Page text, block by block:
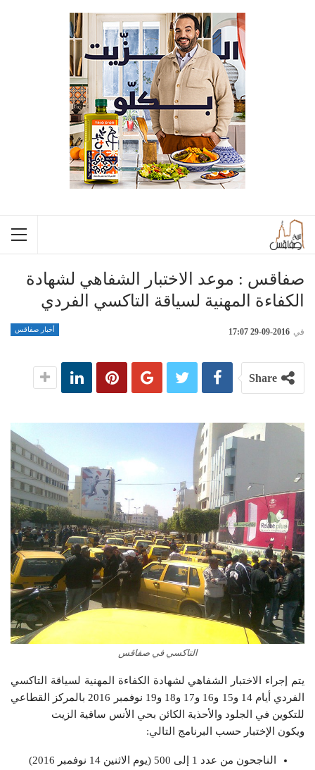
صفاقس : موعد الاختبار الشفاهي لشهادة
الكفاءة المهنية لسياقة التاكسي الفردي
أخبار صفاقس في 2016-09-29 17:07
Share
التاكسي في صفاقس
يتم إجراء الاختبار الشفاهي لشهادة الكفاءة المهنية لسياقة التاكسي
الفردي أيام 14 و15 و16 و17 و18 و19 نوفمبر 2016 بالمركز القطاعي
للتكوين في الجلود والأحذية الكائن بحي الأنس ساقية الزيت
ويكون الإختبار حسب البرنامج التالي:
الناجحون من عدد 1 إلى 500 (يوم الاثنين 14 نوفمبر 2016)